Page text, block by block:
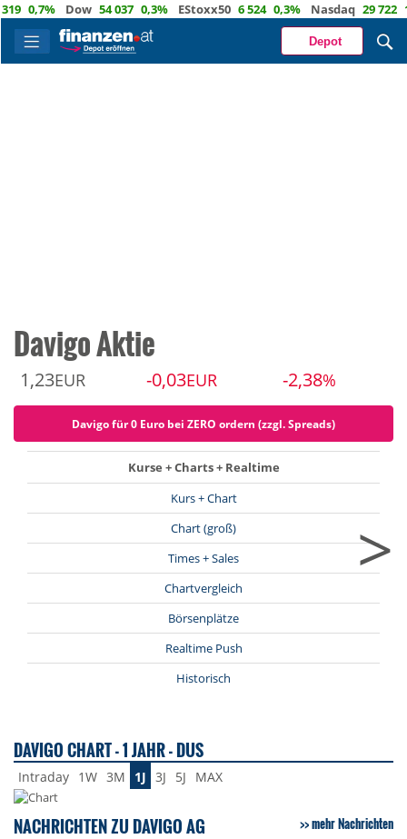
0,7% Dow 54 037 0,3% EStoxx50 6 524 0,3% Nasdaq 29 722 1,2%
Depot
Davigo Aktie
1,23EUR -0,03EUR -2,38%
Davigo für 0 Euro bei ZERO ordern (zzgl. Spreads)
Kurse + Charts + Realtime
Kurs + Chart
Chart (groß)
Times + Sales
Chartvergleich
Börsenplätze
Realtime Push
Historisch
>
DAVIGO CHART - 1 JAHR - DUS
Intraday 1W 3M 1J 3J 5J MAX
NACHRICHTEN ZU DAVIGO AG mehr Nachrichten